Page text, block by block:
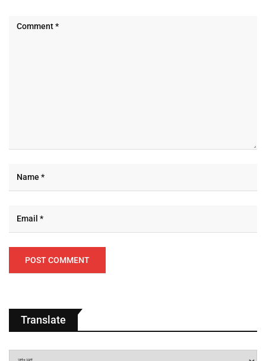
Translate